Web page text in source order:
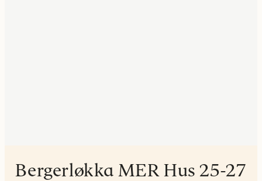
Bergerløkka MER Hus 25-27